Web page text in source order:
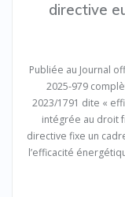
directive
Publiée au Journal
2025-979
2023/1791 dite «
intégrée au droit
directive fixe un
l’efficacité